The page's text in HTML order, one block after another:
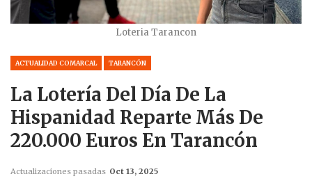
Loteria Tarancon
ACTUALIDAD COMARCAL TARANCÓN
La Lotería Del Día De La
Hispanidad Reparte Más De
220.000 Euros En Tarancón
Actualizaciones pasadas Oct 13, 2025